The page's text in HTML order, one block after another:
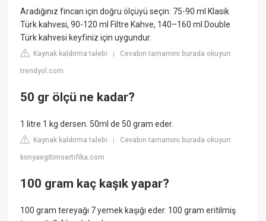
Aradığınız fincan için doğru ölçüyü seçin: 75-90 ml Klasik
Türk kahvesi, 90-120 ml Filtre Kahve, 140–160 ml Double
Türk kahvesi keyfiniz için uygundur.
Kaynak kaldırma talebi |Cevabın tamamını burada okuyun:
trendyol.com
50 gr ölçü ne kadar?
1 litre 1 kg dersen. 50ml de 50 gram eder.
Kaynak kaldırma talebi |Cevabın tamamını burada okuyun:
konyaegitimsertifika.com
100 gram kaç kaşık yapar?
100 gram tereyağı 7 yemek kaşığı eder. 100 gram eritilmiş